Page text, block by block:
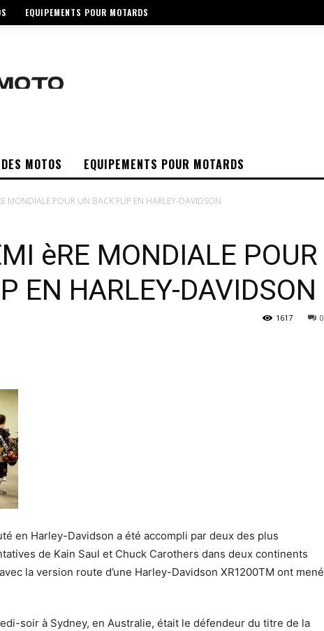
EQUIPEMENTS POUR MOTARDS
MOTOS EQUIPEMENTS POUR MOTARDS
MONDIALE POUR UN BACK FLIP EN HARLEY-DAVIDSON
èRE MONDIALE POUR
EN HARLEY-DAVIDSON
0
1617
en Harley-Davidson a été accompli par deux des plus
de Kain Saul et Chuck Carothers dans deux continents
la version route d’une Harley-Davidson XR1200TM ont mené
soir à Sydney, en Australie, était le défendeur du titre de la